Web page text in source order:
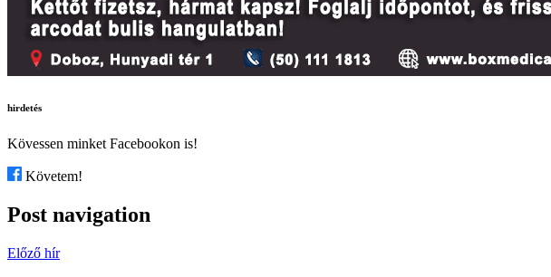
hirdetés
Kövessen minket Facebookon is!
Követem!
Post navigation
Előző hír